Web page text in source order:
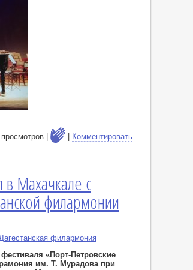
| | Комментировать
в Махачкале с
филармонии
филармония
«Порт-Петровские
им. Т. Мурадова при